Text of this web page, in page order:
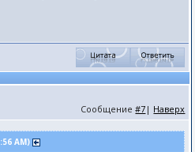
Сообщение#7 | Наверх
AM)